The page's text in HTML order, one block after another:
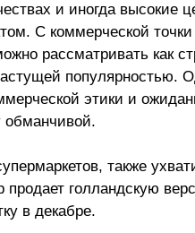
и иногда высокие
С коммерческой точки
рассматривать как
популярностью.
этики и
обманчивой.
также
голландскую
в декабре.